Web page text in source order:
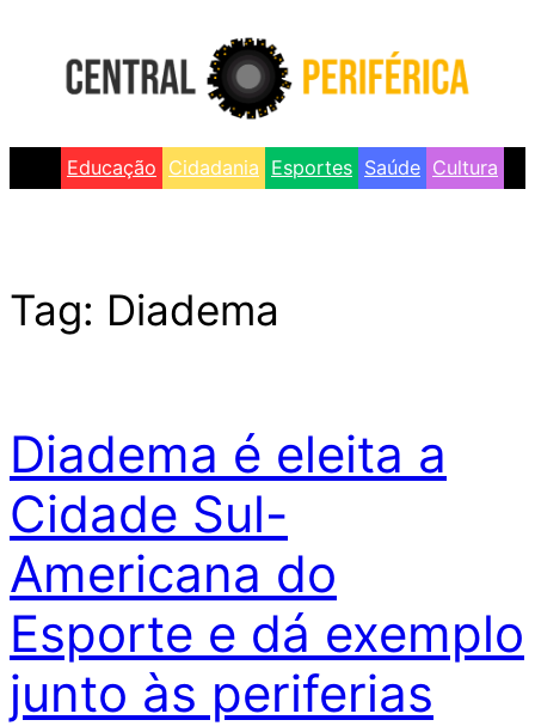
content
Educação Cidadania Esportes Saúde Cultura
Tag: Diadema
Diadema é eleita a
Cidade Sul-
Americana do
Esporte e dá exemplo
junto às periferias